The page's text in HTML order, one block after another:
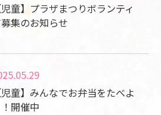
児童】プラザまつりボランティ
集のお知らせ
児童】みんなでお弁当をたべよ
開催中